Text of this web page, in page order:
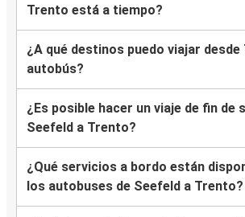
Trento está a tiempo?
¿A qué destinos puedo viajar
autobús?
¿Es posible hacer un viaje de fin de
Seefeld a Trento?
¿Qué servicios a bordo están
los autobuses de Seefeld a Trento?